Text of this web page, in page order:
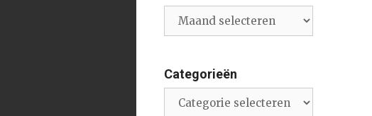
nieuwsberichten
Categorieën